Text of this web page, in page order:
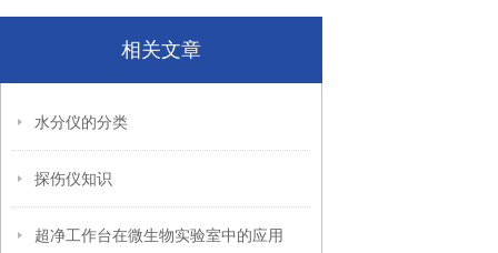
相关文章
水分仪的分类
探伤仪知识
超净工作台在微生物实验室中的应用